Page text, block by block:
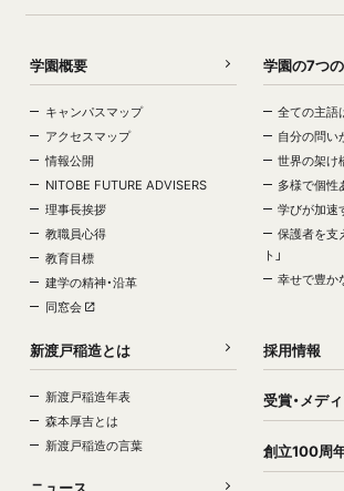
学園概要
キャンパスマップ
アクセスマップ
情報公開
NITOBE FUTURE ADVISERS
理事長挨拶
教職員心得
教育目標
建学の精神・沿革
同窓会
学園の7つ
全ての主語
自分の問い
世界の架け
多様で個性
学びが加速
保護者を支
ト」
幸せで豊か
新渡戸稲造とは
新渡戸稲造年表
森本厚吉とは
新渡戸稲造の言葉
採用情報
受賞・メデ
創立100周